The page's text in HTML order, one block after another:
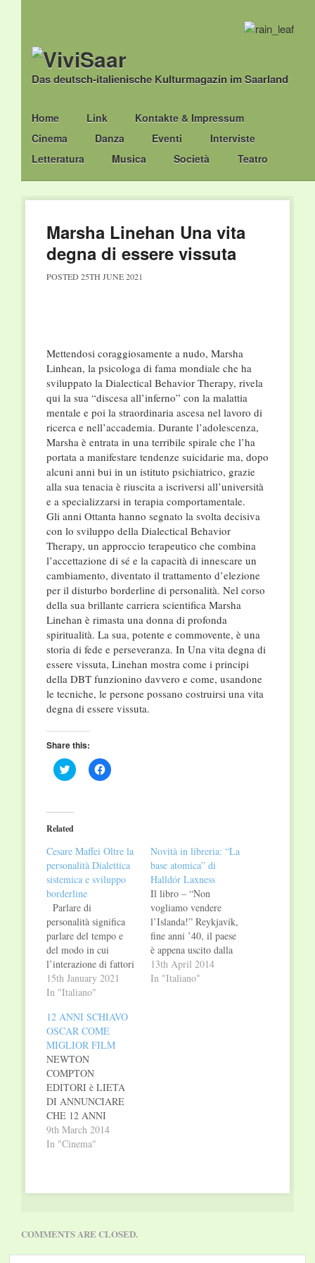
Das deutsch-italienische Kulturmagazin im Saarland
Main menu
Skip
to
content
Home Link
Kontakte & Impressum
Cinema
Danza Eventi
Interviste
Letteratura
Musica Società Teatro
Marsha Linehan Una vita
degna di essere vissuta
POSTED 25TH JUNE 2021
Mettendosi coraggiosamente a nudo, Marsha
Linhean, la psicologa di fama mondiale che ha
sviluppato la Dialectical Behavior Therapy, rivela
qui la sua “discesa all’inferno” con la malattia
mentale e poi la straordinaria ascesa nel lavoro di
ricerca e nell’accademia. Durante l’adolescenza,
Marsha è entrata in una terribile spirale che l’ha
portata a manifestare tendenze suicidarie ma, dopo
alcuni anni bui in un istituto psichiatrico, grazie
alla sua tenacia è riuscita a iscriversi all’università
e a specializzarsi in terapia comportamentale.
Gli anni Ottanta hanno segnato la svolta decisiva
con lo sviluppo della Dialectical Behavior
Therapy, un approccio terapeutico che combina
l’accettazione di sé e la capacità di innescare un
cambiamento, diventato il trattamento d’elezione
per il disturbo borderline di personalità. Nel corso
della sua brillante carriera scientifica Marsha
Linehan è rimasta una donna di profonda
spiritualità. La sua, potente e commovente, è una
storia di fede e perseveranza. In Una vita degna di
essere vissuta, Linehan mostra come i principi
della DBT funzionino davvero e come, usandone
le tecniche, le persone possano costruirsi una vita
degna di essere vissuta.
Share this:
Click
to
(Opens
in
new
Click
to
Related
Cesare Maffei Oltre la
personalità Dialettica
sistemica e sviluppo
borderline
Parlare di
personalità significa
parlare del tempo e
del modo in cui
l’interazione di fattori
individuali e
ambientali governa
differenti per ogni
soggetto. La
dialettica, il contrasto
tra fattori
intrinsecamente tra
loro connessi, è una
prospettiva che rende
conto dell’evoluzione
individuale. La
Dialectical Behavior
15th January 2021
In "Italiano"
Novità in libreria: “La
base atomica” di
Halldór Laxness
Il libro – “Non
vogliamo vendere
l’Islanda!” Reykjavík,
fine anni ’40, il paese
è appena uscito dalla
guerra ottenendo
finalmente
13th April 2014
In "Italiano"
12 ANNI SCHIAVO
OSCAR COME
MIGLIOR FILM
NEWTON
COMPTON
EDITORI è LIETA
DI ANNUNCIARE
CHE 12 ANNI
SCHIAVO IL FILM
di Steve McQueen
PREMIO OSCAR
COME MIGLIOR
FILM miglior
9th March 2014
In "Cinema"
COMMENTS ARE CLOSED.